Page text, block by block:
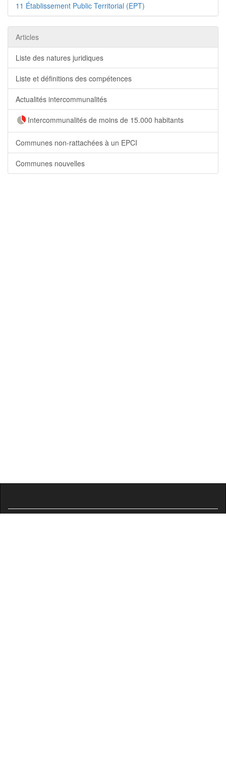
11 Établissement Public Territorial (EPT)
Articles
Liste des natures juridiques
Liste et définitions des compétences
Actualités intercommunalités
Intercommunalités de moins de 15.000 habitants
Communes non-rattachées à un EPCI
Communes nouvelles